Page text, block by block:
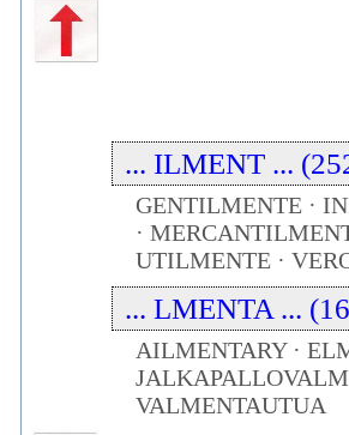
... ILMENT ...
GENTILMENTE ·
·
UTILMENTE ·
... LMENTA ...
AILMENTARY ·
VALMENTAUTUA